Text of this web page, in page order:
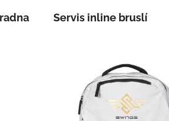
Servis inline bruslí